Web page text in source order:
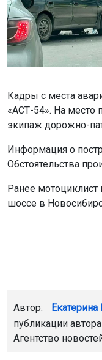
Кадры с места
«АСТ-54». На место
экипаж дорожно-
Информация о
Обстоятельства
Ранее мотоциклист
шоссе в
Автор:
публикации автора
Агентство